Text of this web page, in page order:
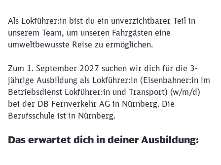
Als Lokführer:in bist du ein unverzichtbarer Teil in
unserem Team, um unseren Fahrgästen eine
umweltbewusste Reise zu ermöglichen.
Zum 1. September 2027 suchen wir dich für die 3-
jährige Ausbildung als Lokführer:in (Eisenbahner:in im
Betriebsdienst Lokführer:in und Transport) (w/m/d)
bei der DB Fernverkehr AG in Nürnberg. Die
Berufsschule ist in Nürnberg.
Das erwartet dich in deiner Ausbildung: